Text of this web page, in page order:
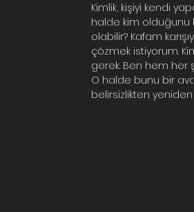
Kimlik, kişiyi kendi
halde kim olduğunu
olabilir? Kafam
çözmek istiyorum.
gerek. Ben hem her
O halde bunu bir
belirsizlikten